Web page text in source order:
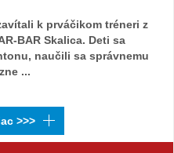
k prváčikom tréneri z
BAR Skalica. Deti sa
naučili sa správnemu
...